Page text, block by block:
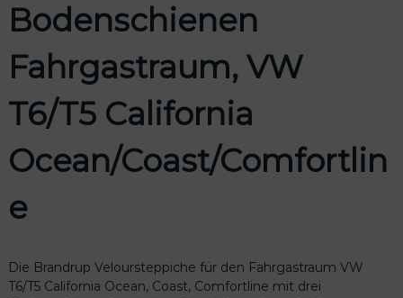
Bodenschienen
Fahrgastraum, VW
T6/T5 California
Ocean/Coast/Comfortlin
e
Die Brandrup Veloursteppiche für den Fahrgastraum VW
T6/T5 California Ocean, Coast, Comfortline mit drei